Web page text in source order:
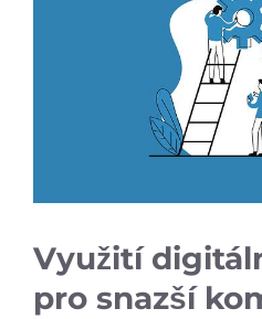
Využití
pro snazší